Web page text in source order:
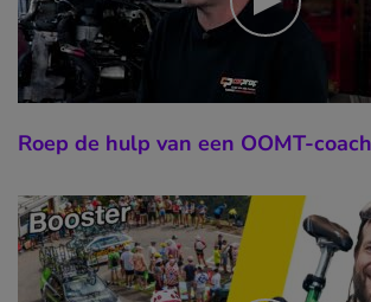
Roep de hulp van een OOMT-